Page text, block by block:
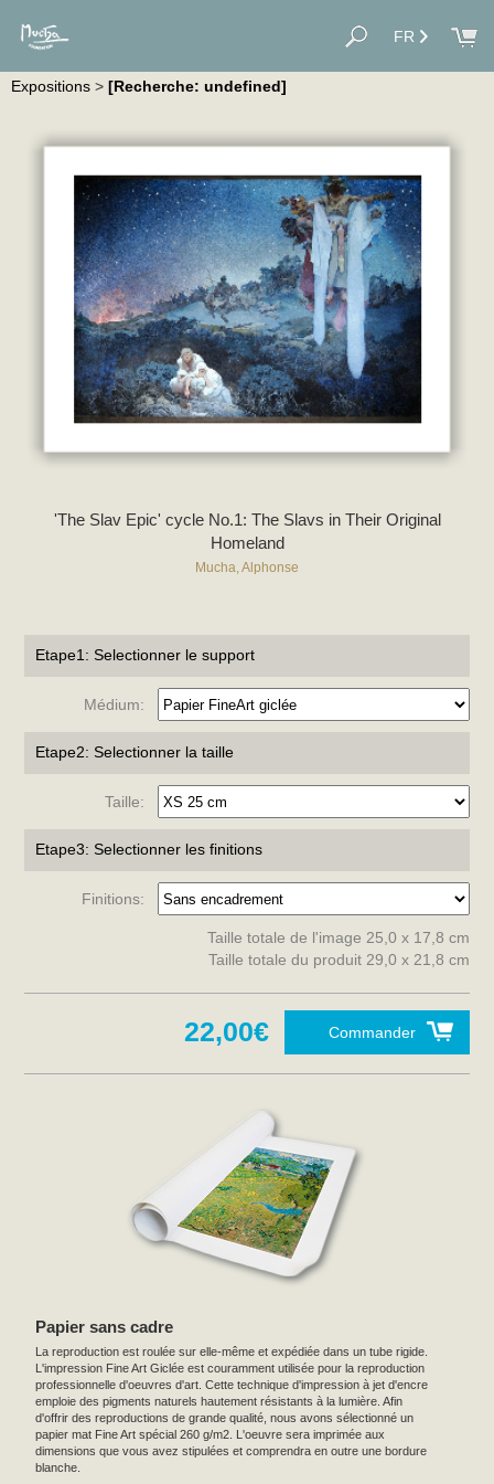
FR
Expositions > [Recherche: undefined]
'The Slav Epic' cycle No.1: The Slavs in Their Original
Homeland
Mucha, Alphonse
Etape1: Selectionner le support
Médium:
Etape2: Selectionner la taille
Taille:
Etape3: Selectionner les finitions
Finitions:
Taille totale de l'image 25,0 x 17,8 cm
Taille totale du produit 29,0 x 21,8 cm
Commander
22,00€
Papier sans cadre
La reproduction est roulée sur elle-même et expédiée dans un tube rigide.
L'impression Fine Art Giclée est couramment utilisée pour la reproduction
professionnelle d'oeuvres d'art. Cette technique d'impression à jet d'encre
emploie des pigments naturels hautement résistants à la lumière. Afin
d'offrir des reproductions de grande qualité, nous avons sélectionné un
papier mat Fine Art spécial 260 g/m2. L'oeuvre sera imprimée aux
dimensions que vous avez stipulées et comprendra en outre une bordure
blanche.